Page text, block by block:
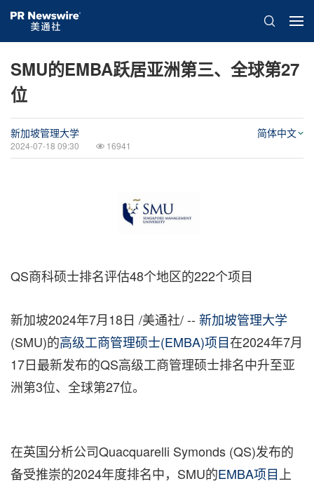
SMU的EMBA跃居亚洲第三、全球第27
位
新加坡管理大学
2024-07-18 09:30 16941
简体中文
QS商科硕士排名评估48个地区的222个项目
新加坡2024年7月18日 /美通社/ -- 新加坡管理大学
(SMU)的高级工商管理硕士(EMBA)项目在2024年7月
17日最新发布的QS高级工商管理硕士排名中升至亚
洲第3位、全球第27位。
在英国分析公司Quacquarelli Symonds (QS)发布的
备受推崇的2024年度排名中，SMU的EMBA项目 上